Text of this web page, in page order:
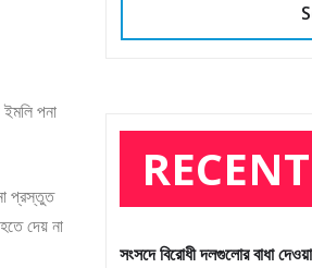
পনা
প্রস্তুত
দেয় না
সংসদে বিরোধী দলগুলোর বাধা